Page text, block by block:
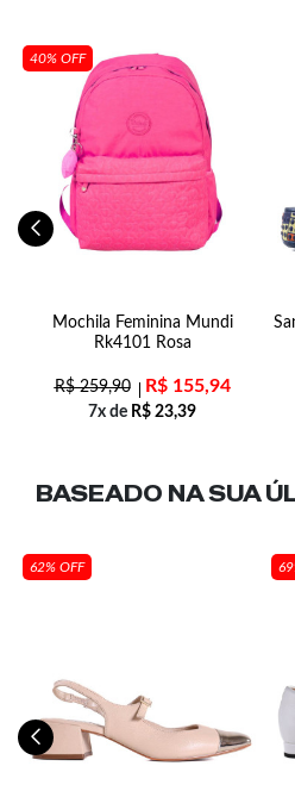
40% OFF
Mochila Feminina Mundi
Rk4101 Rosa
R$259,90 R$155,94
7x de R$ 23,39
BASEADO NA SUA
62% OFF